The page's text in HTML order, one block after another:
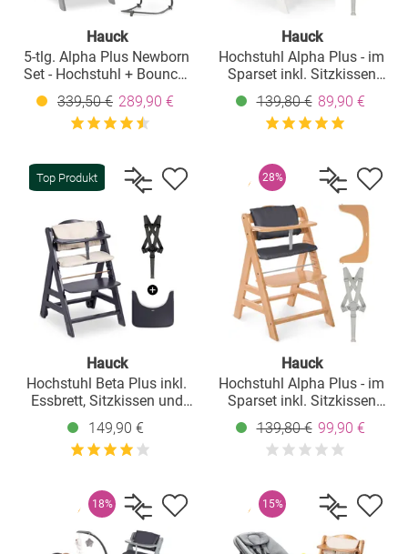
Hauck
5-tlg. Alpha Plus Newborn
Set - Hochstuhl + Bouncer
2in1 Premium in Dark Grey
+ Alpha Tray Essbrett +
Sitzverkleinerer in Jersey
Melange Charcoal - Grey
339,50 € 289,90 €
Hauck
Hochstuhl Alpha Plus - im
Sparset inkl. Sitzkissen
Deluxe in Grau - White
139,80 € 89,90 €
Top Produkt
Hauck
Hochstuhl Beta Plus inkl.
Essbrett, Sitzkissen und
Rollen - Dark Grey
149,90 €
28%
Hauck
Hochstuhl Alpha Plus - im
Sparset inkl. Sitzkissen
Deluxe in Grau - Natur
139,80 € 99,90 €
18% 15%